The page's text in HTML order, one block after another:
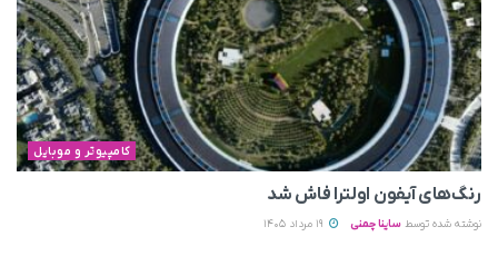
کامپیوتر و موبایل
رنگ‌های آیفون اولترا فاش شد
نوشته شده توسط ساینا چمنی